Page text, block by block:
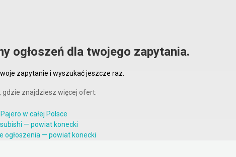
ogłoszeń dla twojego zapytania.
zapytanie i wyszukać jeszcze raz.
gdzie znajdziesz więcej ofert:
Pajero w całej Polsce
— powiat konecki
ogłoszenia — powiat konecki